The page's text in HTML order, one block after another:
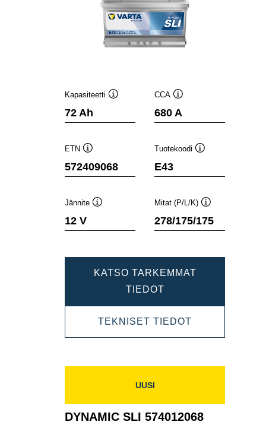
Kapasiteetti
72 Ah
CCA
680 A
ETN
572409068
Tuotekoodi
E43
Jännite
12 V
Mitat (P/L/K)
278/175/175
KATSO TARKEMMAT
TIEDOTDYNAMIC
SLI
572409068
TEKNISET TIEDOT
SLI
UUSI
DYNAMIC SLI 574012068